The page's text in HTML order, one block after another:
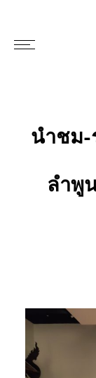
นำชม-
ลำพู